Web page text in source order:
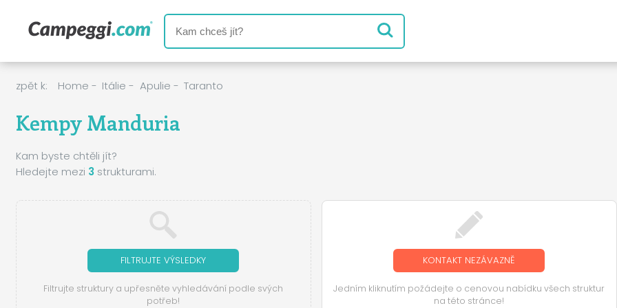
zpět k: Home - Itálie - Apulie - Taranto
Kempy Manduria
Kam byste chtěli jít?
Hledejte mezi 3 strukturami.
FILTRUJTE VÝSLEDKY
Filtrujte struktury a upřesněte vyhledávání podle svých
potřeb!
KONTAKT NEZÁVAZNĚ
Jedním kliknutím požádejte o cenovou nabídku všech struktur
na této stránce!